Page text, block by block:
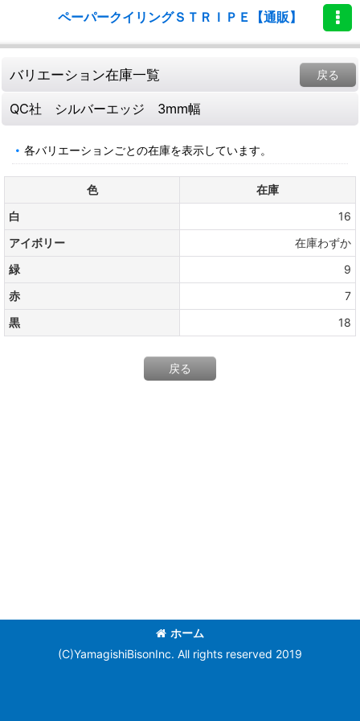
ペーパークイリングＳＴＲＩＰＥ【通販】
バリエーション在庫一覧 戻る
QC社 シルバーエッジ 3mm幅
各バリエーションごとの在庫を表示しています。
色
在庫
白
16
アイボリー
在庫わずか
緑
9
赤
7
黒
18
戻る
ホーム
(C)YamagishiBisonInc. All rights reserved 2019